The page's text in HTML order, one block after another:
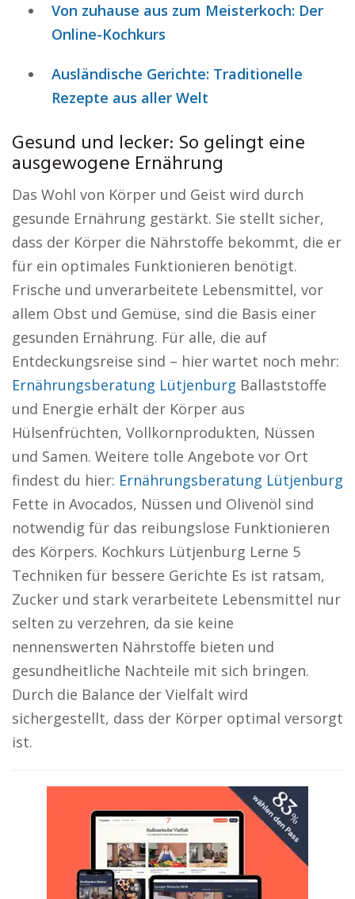
Von zuhause aus zum Meisterkoch: Der
Online-Kochkurs
Ausländische Gerichte: Traditionelle
Rezepte aus aller Welt
Gesund und lecker: So gelingt eine
ausgewogene Ernährung
Das Wohl von Körper und Geist wird durch
gesunde Ernährung gestärkt. Sie stellt sicher,
dass der Körper die Nährstoffe bekommt, die er
für ein optimales Funktionieren benötigt.
Frische und unverarbeitete Lebensmittel, vor
allem Obst und Gemüse, sind die Basis einer
gesunden Ernährung. Für alle, die auf
Entdeckungsreise sind – hier wartet noch mehr:
Ernährungsberatung Lütjenburg Ballaststoffe
und Energie erhält der Körper aus
Hülsenfrüchten, Vollkornprodukten, Nüssen
und Samen. Weitere tolle Angebote vor Ort
findest du hier: Ernährungsberatung Lütjenburg
Fette in Avocados, Nüssen und Olivenöl sind
notwendig für das reibungslose Funktionieren
des Körpers. Kochkurs Lütjenburg Lerne 5
Techniken für bessere Gerichte Es ist ratsam,
Zucker und stark verarbeitete Lebensmittel nur
selten zu verzehren, da sie keine
nennenswerten Nährstoffe bieten und
gesundheitliche Nachteile mit sich bringen.
Durch die Balance der Vielfalt wird
sichergestellt, dass der Körper optimal versorgt
ist.